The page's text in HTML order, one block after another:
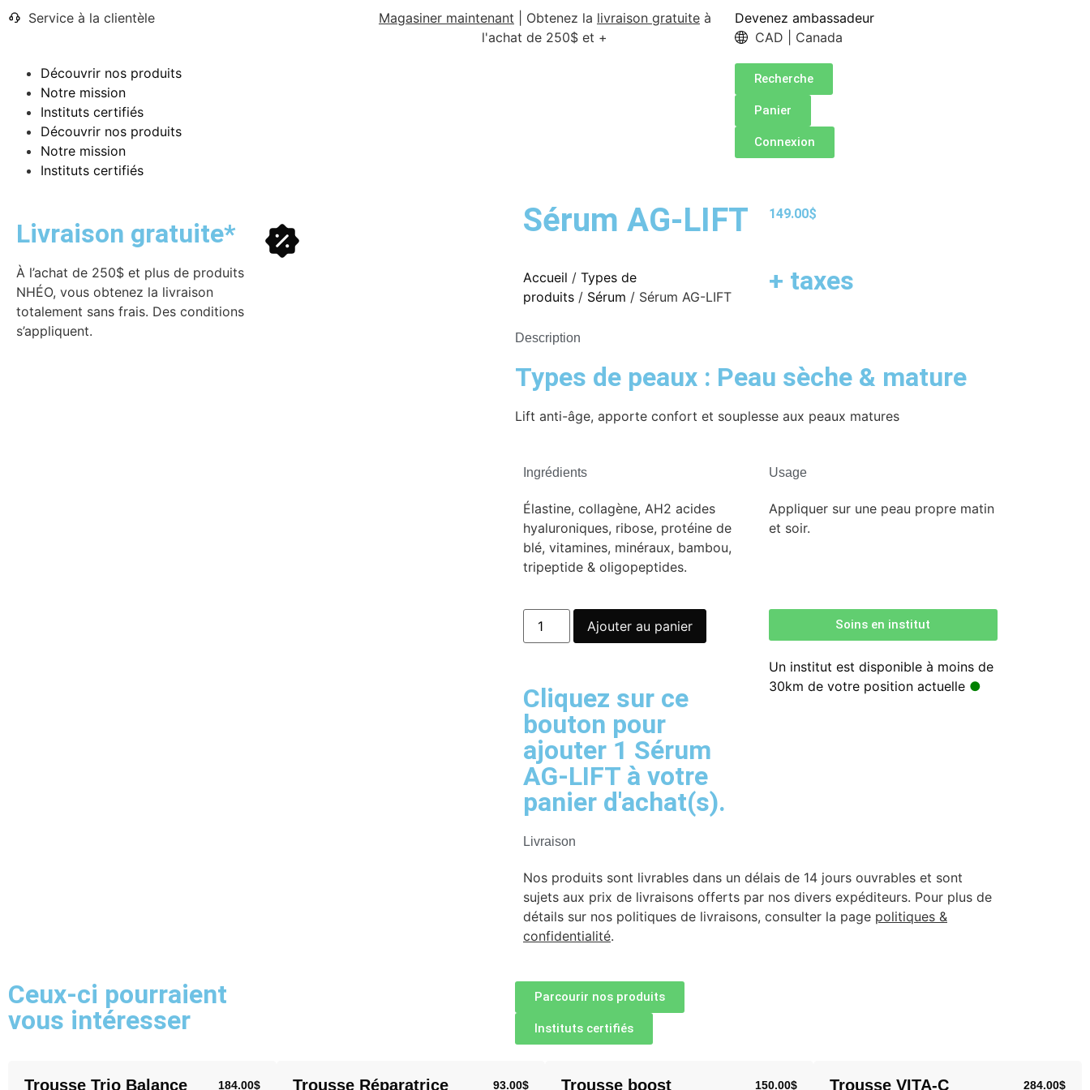
Service à la clientèle Magasiner maintenant Obtenez la livraison gratuiteà
l'achat de 250$ et +
Devenez ambassadeur
CAD | Canada
Découvrir nos produits
Notre mission
Instituts certifiés
Découvrir nos produits
Notre mission
Instituts certifiés
Recherche
Panier
Connexion
Livraison gratuite*
À l’achat de 250$ et plus de produits
NHÉO, vous obtenez la livraison
totalement sans frais. Des conditions
s’appliquent.
Sérum AG-LIFT 149.00$
Accueil / Types de
produits / Sérum / Sérum AG-LIFT
+ taxes
Description
Types de peaux : Peau sèche & mature
Lift anti-âge, apporte confort et souplesse aux peaux matures
Ingrédients
Élastine, collagène, AH2 acides
hyaluroniques, ribose, protéine de
blé, vitamines, minéraux, bambou,
tripeptide & oligopeptides.
Usage
Appliquer sur une peau propre matin
et soir.
Ajouter au panier
Cliquez sur ce
bouton pour
ajouter 1 Sérum
AG-LIFT à votre
panier d'achat(s).
Soins en institut
Un institut est disponible à moins de
30km de votre position actuelle ●
Livraison
Nos produits sont livrables dans un délais de 14 jours ouvrables et sont
sujets aux prix de livraisons offerts par nos divers expéditeurs. Pour plus de
détails sur nos politiques de livraisons, consulter la page politiques &
confidentialité.
Ceux-ci pourraient
vous intéresser
Parcourir nos produits
Instituts certifiés
Trousse Trio Balance 184.00$ Trousse Réparatrice 93.00$ Trousse boost 150.00$ Trousse VITA-C 284.00$